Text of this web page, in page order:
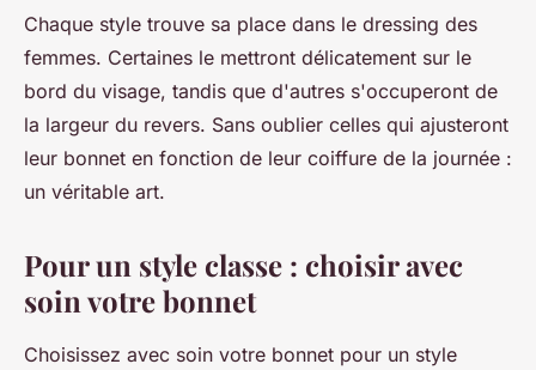
Chaque style trouve sa place dans le dressing des
femmes. Certaines le mettront délicatement sur le
bord du visage, tandis que d'autres s'occuperont de
la largeur du revers. Sans oublier celles qui ajusteront
leur bonnet en fonction de leur coiffure de la journée :
un véritable art.
Pour un style classe : choisir avec
soin votre bonnet
Choisissez avec soin votre bonnet pour un style